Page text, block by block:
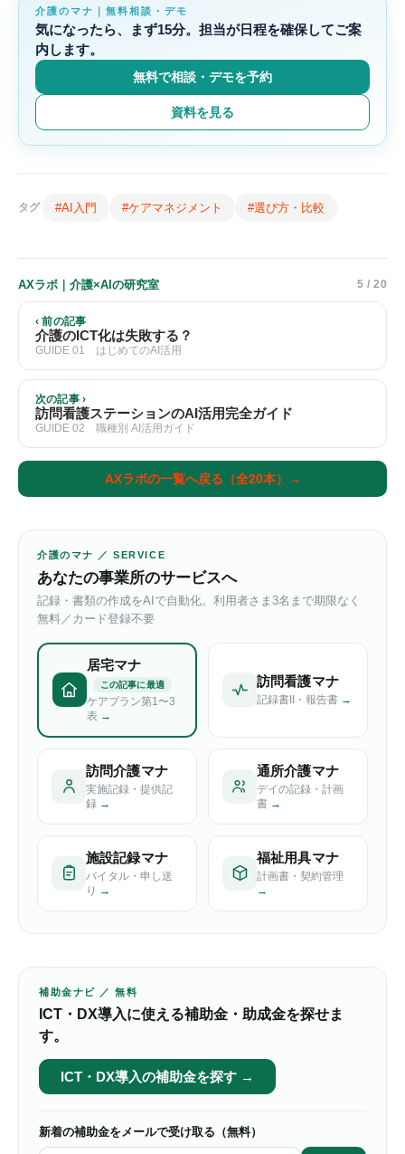
介護のマナ｜無料相談・デモ
気になったら、まず15分。担当が日程を確保してご案
内します。
無料で相談・デモを予約
資料を見る
タグ #AI入門 #ケアマネジメント #選び方・比較
AXラボ｜介護×AIの研究室 5 / 20
‹ 前の記事
介護のICT化は失敗する？
GUIDE 01 はじめてのAI活用
次の記事 ›
訪問看護ステーションのAI活用完全ガイド
GUIDE 02 職種別 AI活用ガイド
AXラボの一覧へ戻る（全20本）→
介護のマナ ／ SERVICE
あなたの事業所のサービスへ
記録・書類の作成をAIで自動化。利用者さま3名まで期限なく
無料／カード登録不要
居宅マナ
この記事に最適
ケアプラン第1〜3
表 →
訪問看護マナ
記録書II・報告書 →
訪問介護マナ
実施記録・提供記
録 →
通所介護マナ
デイの記録・計画
書 →
施設記録マナ
バイタル・申し送
り →
福祉用具マナ
計画書・契約管理
→
補助金ナビ ／ 無料
ICT・DX導入に使える補助金・助成金を探せま
す。
ICT・DX導入の補助金を探す →
新着の補助金をメールで受け取る（無料）